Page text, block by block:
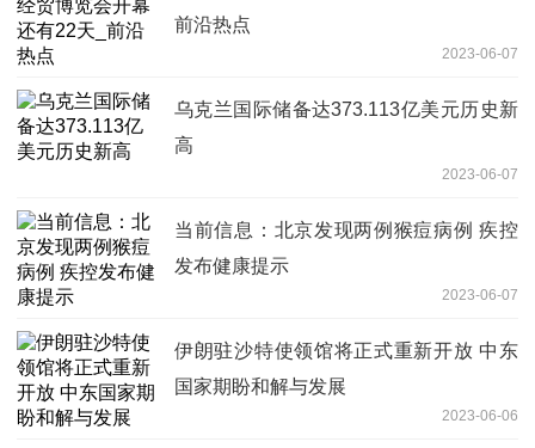
前沿热点
2023-06-07
乌克兰国际储备达373.113亿美元历史新
高
2023-06-07
当前信息：北京发现两例猴痘病例 疾控
发布健康提示
2023-06-07
伊朗驻沙特使领馆将正式重新开放 中东
国家期盼和解与发展
2023-06-06